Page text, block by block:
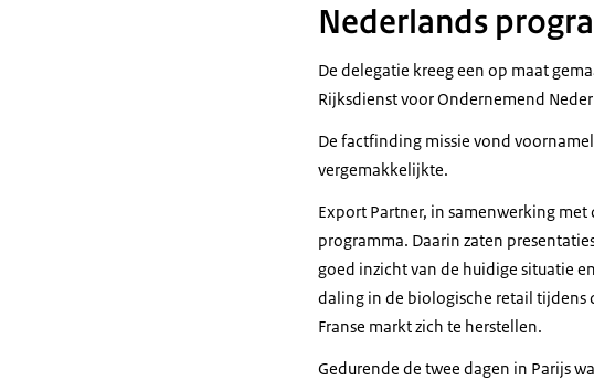
Nederlands
De delegatie kreeg een op maat
Rijksdienst voor Ondernemend
De factfinding missie vond
vergemakkelijkte.
Export Partner, in samenwerking
programma. Daarin zaten
goed inzicht van de huidige situatie
daling in de biologische retail
Franse markt zich te herstellen.
Gedurende de twee dagen in Parijs